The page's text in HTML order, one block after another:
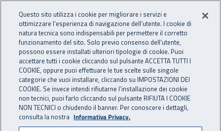
INAIL - Istituto Nazionale
Apri cerca
Navigazione principale
Navigazione - Ti trovi in:
Home Inail comunica News
05 maggio 2023
Questo sito utilizza i cookie per migliorare i servizi e
ottimizzare l’esperienza di navigazione dell’utente. I cookie di
natura tecnica sono indispensabili per permettere il corretto
funzionamento del sito. Solo previo consenso dell’utente,
possono essere installati ulteriori tipologie di cookie. Puoi
accettare tutti i cookie cliccando sul pulsante ACCETTA TUTTI I
COOKIE, oppure puoi effettuare le tue scelte sulle singole
categorie che vuoi installare, cliccando su IMPOSTAZIONI DEI
COOKIE. Se invece intendi rifiutarne l’installazione dei cookie
non tecnici, puoi farlo cliccando sul pulsante RIFIUTA I COOKIE
NON TECNICI o chiudendo il banner. Per conoscere i dettagli,
consulta la nostra Informativa Privacy.